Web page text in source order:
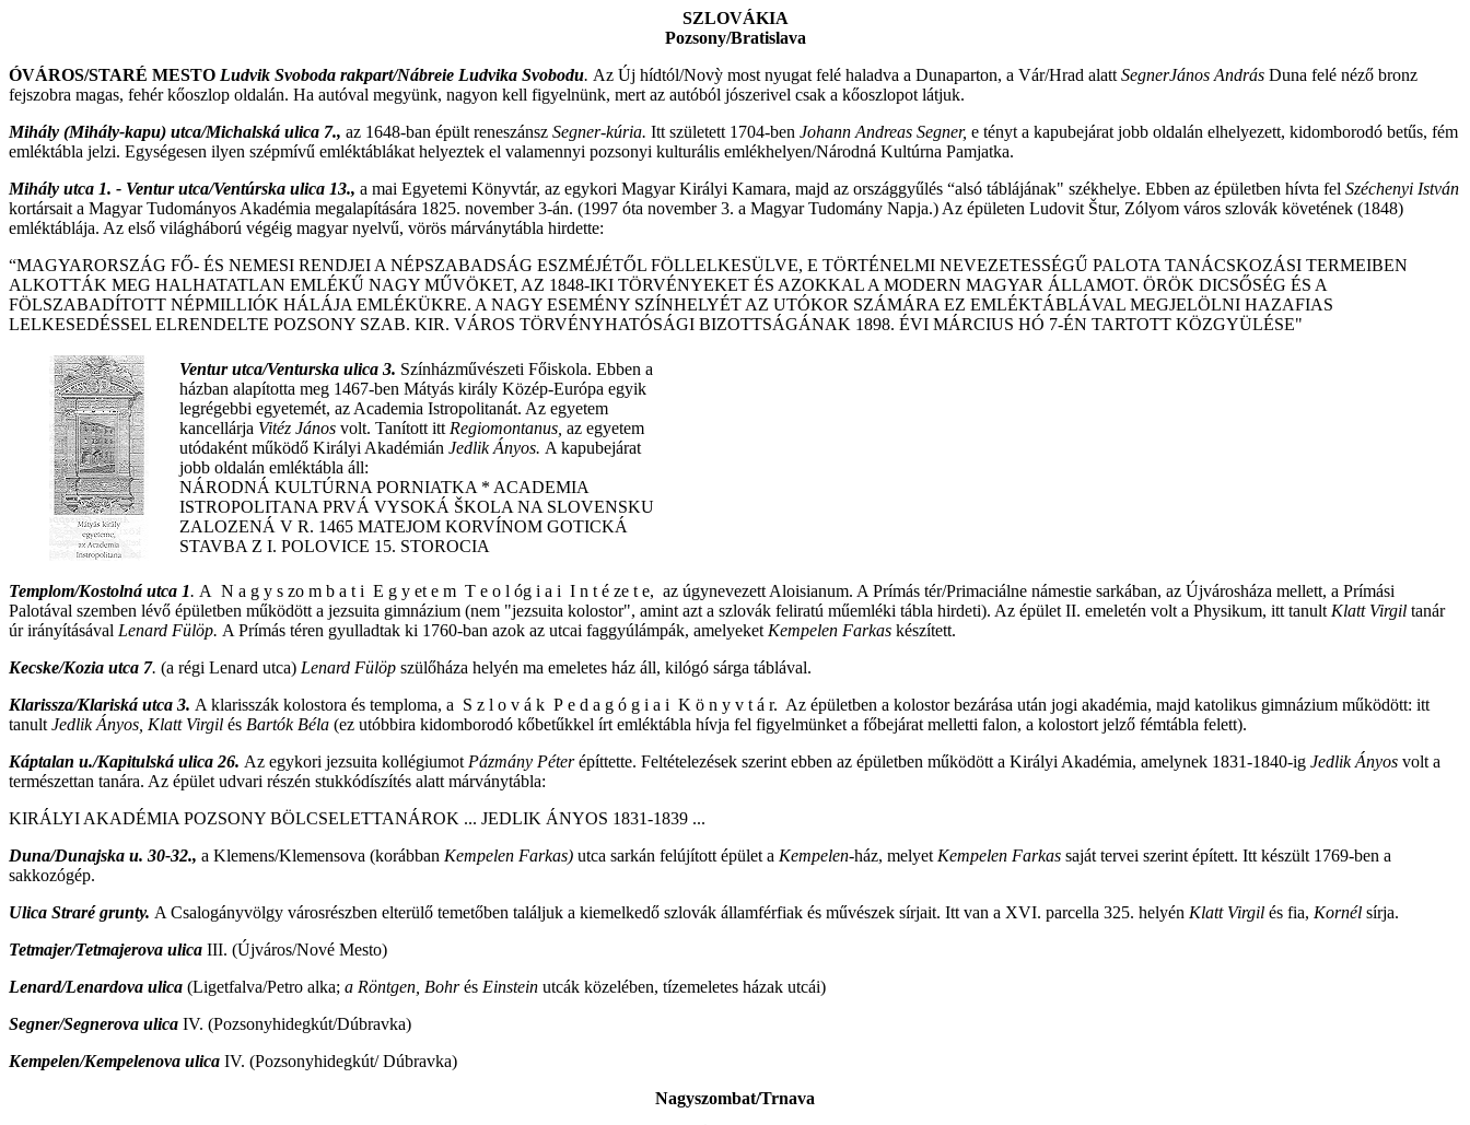
SZLOVÁKIA
Pozsony/Bratislava
ÓVÁROS/STARÉ MESTO Ludvik Svoboda rakpart/Nábreie Ludvika Svobodu. Az Új hídtól/Novỳ most nyugat felé haladva a Dunaparton, a Vár/Hrad alatt SegnerJános András Duna felé néző bronz
fejszobra magas, fehér kőoszlop oldalán. Ha autóval megyünk, nagyon kell figyelnünk, mert az autóból jószerivel csak a kőoszlopot látjuk.
Mihály (Mihály-kapu) utca/Michalská ulica 7., az 1648-ban épült reneszánsz Segner-kúria. Itt született 1704-ben Johann Andreas Segner, e tényt a kapubejárat jobb oldalán elhelyezett, kidomborodó betűs, fém
emléktábla jelzi. Egységesen ilyen szépmívű emléktáblákat helyeztek el valamennyi pozsonyi kulturális emlékhelyen/Národná Kultúrna Pamjatka.
Mihály utca 1. - Ventur utca/Ventúrska ulica 13., a mai Egyetemi Könyvtár, az egykori Magyar Királyi Kamara, majd az országgyűlés “alsó táblájának" székhelye. Ebben az épületben hívta fel Széchenyi István
kortársait a Magyar Tudományos Akadémia megalapítására 1825. november 3-án. (1997 óta november 3. a Magyar Tudomány Napja.) Az épületen Ludovit Štur, Zólyom város szlovák követének (1848)
emléktáblája. Az első világháború végéig magyar nyelvű, vörös márványtábla hirdette:
“MAGYARORSZÁG FŐ- ÉS NEMESI RENDJEI A NÉPSZABADSÁG ESZMÉJÉTŐL FÖLLELKESÜLVE, E TÖRTÉNELMI NEVEZETESSÉGŰ PALOTA TANÁCSKOZÁSI TERMEIBEN
ALKOTTÁK MEG HALHATATLAN EMLÉKŰ NAGY MŰVÖKET, AZ 1848-IKI TÖRVÉNYEKET ÉS AZOKKAL A MODERN MAGYAR ÁLLAMOT. ÖRÖK DICSŐSÉG ÉS A
FÖLSZABADÍTOTT NÉPMILLIÓK HÁLÁJA EMLÉKÜKRE. A NAGY ESEMÉNY SZÍNHELYÉT AZ UTÓKOR SZÁMÁRA EZ EMLÉKTÁBLÁVAL MEGJELÖLNI HAZAFIAS
LELKESEDÉSSEL ELRENDELTE POZSONY SZAB. KIR. VÁROS TÖRVÉNYHATÓSÁGI BIZOTTSÁGÁNAK 1898. ÉVI MÁRCIUS HÓ 7-ÉN TARTOTT KÖZGYÜLÉSE"
Ventur utca/Venturska ulica 3. Színházművészeti Főiskola. Ebben a
házban alapította meg 1467-ben Mátyás király Közép-Európa egyik
legrégebbi egyetemét, az Academia Istropolitanát. Az egyetem
kancellárja Vitéz János volt. Tanított itt Regiomontanus, az egyetem
utódaként működő Királyi Akadémián Jedlik Ányos. A kapubejárat
jobb oldalán emléktábla áll:
NÁRODNÁ KULTÚRNA PORNIATKA * ACADEMIA
ISTROPOLITANA PRVÁ VYSOKÁ ŠKOLA NA SLOVENSKU
ZALOZENÁ V R. 1465 MATEJOM KORVÍNOM GOTICKÁ
STAVBA Z I. POLOVICE 15. STOROCIA
Templom/Kostolná utca 1. A N a g y s zo m b a t i E g y et e m T e o l óg i a i I n t é ze t e, az úgynevezett Aloisianum. A Prímás tér/Primaciálne námestie sarkában, az Újvárosháza mellett, a Prímási
Palotával szemben lévő épületben működött a jezsuita gimnázium (nem "jezsuita kolostor", amint azt a szlovák feliratú műemléki tábla hirdeti). Az épület II. emeletén volt a Physikum, itt tanult Klatt Virgil tanár
úr irányításával Lenard Fülöp. A Prímás téren gyulladtak ki 1760-ban azok az utcai faggyúlámpák, amelyeket Kempelen Farkas készített.
Kecske/Kozia utca 7. (a régi Lenard utca) Lenard Fülöp szülőháza helyén ma emeletes ház áll, kilógó sárga táblával.
Klarissza/Klariská utca 3. A klarisszák kolostora és temploma, a S z l o v á k P e d a g ó g i a i K ö n y v t á r. Az épületben a kolostor bezárása után jogi akadémia, majd katolikus gimnázium működött: itt
tanult Jedlik Ányos, Klatt Virgil és Bartók Béla (ez utóbbira kidomborodó kőbetűkkel írt emléktábla hívja fel figyelmünket a főbejárat melletti falon, a kolostort jelző fémtábla felett).
Káptalan u./Kapitulská ulica 26. Az egykori jezsuita kollégiumot Pázmány Péterépíttette. Feltételezések szerint ebben az épületben működött a Királyi Akadémia, amelynek 1831-1840-ig Jedlik Ányos volt a
természettan tanára. Az épület udvari részén stukkódíszítés alatt márványtábla:
KIRÁLYI AKADÉMIA POZSONY BÖLCSELETTANÁROK ... JEDLIK ÁNYOS 1831-1839 ...
Duna/Dunajska u. 30-32., a Klemens/Klemensova (korábban Kempelen Farkas) utca sarkán felújított épület a Kempelen-ház, melyet Kempelen Farkas saját tervei szerint épített. Itt készült 1769-ben a
sakkozógép.
Ulica Straré grunty. A Csalogányvölgy városrészben elterülő temetőben találjuk a kiemelkedő szlovák államférfiak és művészek sírjait. Itt van a XVI. parcella 325. helyén Klatt Virgil és fia, Kornél sírja.
Tetmajer/Tetmajerova ulica III. (Újváros/Nové Mesto)
Lenard/Lenardova ulica (Ligetfalva/Petro alka; a Röntgen, Bohrés Einstein utcák közelében, tízemeletes házak utcái)
Segner/Segnerova ulica IV. (Pozsonyhidegkút/Dúbravka)
Kempelen/Kempelenova ulica IV. (Pozsonyhidegkút/ Dúbravka)
Nagyszombat/Trnava